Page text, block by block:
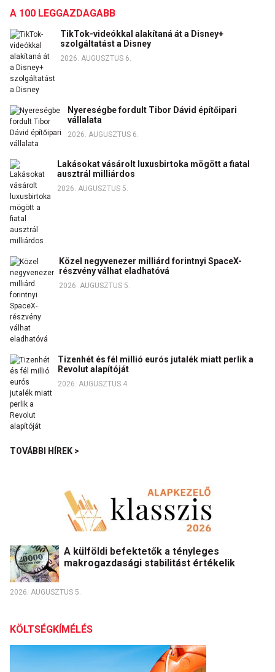
A 100 LEGGAZDAGABB
TikTok-videókkal alakítaná át a Disney+
szolgáltatást a Disney
2026. AUGUSZTUS 6.
Nyereségbe fordult Tibor Dávid építőipari
vállalata
2026. AUGUSZTUS 6.
Lakásokat vásárolt luxusbirtoka mögött a fiatal
ausztrál milliárdos
2026. AUGUSZTUS 5.
Közel negyvenezer milliárd forintnyi SpaceX-
részvény válhat eladhatóvá
2026. AUGUSZTUS 5.
Tizenhét és fél millió eurós jutalék miatt perlik a
Revolut alapítóját
2026. AUGUSZTUS 4.
TOVÁBBI HÍREK >
A külföldi befektetők a tényleges
makrogazdasági stabilitást értékelik
2026. AUGUSZTUS 5.
KÖLTSÉGKÍMÉLÉS